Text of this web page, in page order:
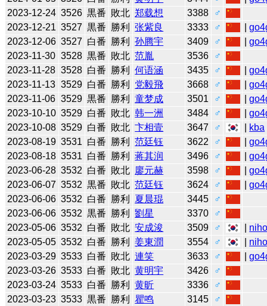
2023-12-24 3526 黒番 敗北 郑载想 3388
♂
2023-12-21 3527 黒番 勝利 张紫良 3333 ♂ |
2023-12-06 3527 白番 勝利 孙腾宇 3409 ♂ |
2023-11-30 3528 黒番 敗北 范胤 3536
♂
2023-11-28 3528 白番 勝利 何语涵 3435 ♂ |
2023-11-13 3529 白番 勝利 党毅飛 3668 ♂ |
2023-11-06 3529 黒番 勝利 童梦成 3501 ♂ |
2023-10-10 3529 白番 敗北 韩一洲 3484 ♂ |
2023-10-08 3529 白番 敗北 卞相壹 3647 ♂ kba
2023-08-19 3531 白番 勝利 范廷钰 3622 ♂ |
2023-08-18 3531 白番 勝利 蒋其润 3496 ♂ |
2023-06-28 3532 白番 敗北 廖元赫 3598 ♂ |
2023-06-07 3532 黒番 敗北 范廷钰 3624 ♂ |
2023-06-06 3532 白番 勝利 夏晨琨 3445
♂
2023-06-06 3532 黒番 勝利 劉星 3370
♂
2023-05-06 3532 白番 敗北 安成浚 3509 ♂
2023-05-05 3532 白番 勝利 姜東潤 3554 ♂
2023-03-29 3533 白番 敗北 連笑 3633 ♂ |
2023-03-26 3533 白番 敗北 黄明宇 3426
♂
2023-03-24 3533 白番 勝利 黄昕 3336
♂
2023-03-23 3533 黒番 勝利 瞿鸣 3145
♂